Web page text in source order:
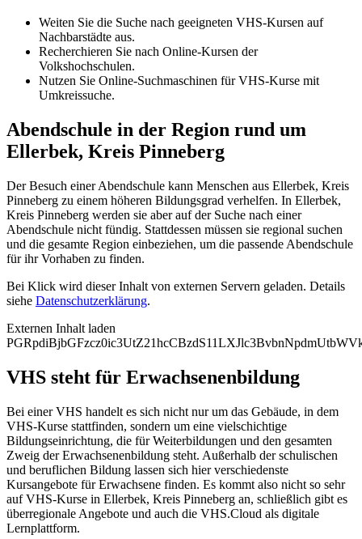
Weiten Sie die Suche nach geeigneten VHS-Kursen auf
Nachbarstädte aus.
Recherchieren Sie nach Online-Kursen der
Volkshochschulen.
Nutzen Sie Online-Suchmaschinen für VHS-Kurse mit
Umkreissuche.
Abendschule in der Region rund um
Ellerbek, Kreis Pinneberg
Der Besuch einer Abendschule kann Menschen aus Ellerbek, Kreis
Pinneberg zu einem höheren Bildungsgrad verhelfen. In Ellerbek,
Kreis Pinneberg werden sie aber auf der Suche nach einer
Abendschule nicht fündig. Stattdessen müssen sie regional suchen
und die gesamte Region einbeziehen, um die passende Abendschule
für ihr Vorhaben zu finden.
Bei Klick wird dieser Inhalt von externen Servern geladen. Details
siehe Datenschutzerklärung.
Externen Inhalt laden
VHS steht für Erwachsenenbildung
Bei einer VHS handelt es sich nicht nur um das Gebäude, in dem
VHS-Kurse stattfinden, sondern um eine vielschichtige
Bildungseinrichtung, die für Weiterbildungen und den gesamten
Zweig der Erwachsenenbildung steht. Außerhalb der schulischen
und beruflichen Bildung lassen sich hier verschiedenste
Kursangebote für Erwachsene finden. Es kommt also nicht so sehr
auf VHS-Kurse in Ellerbek, Kreis Pinneberg an, schließlich gibt es
überregionale Angebote und auch die VHS.Cloud als digitale
Lernplattform.